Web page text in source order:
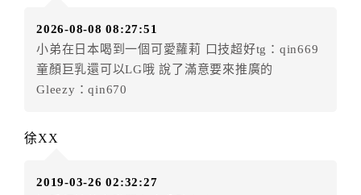
訂單異動後，訂單費用總計小於原訂單費用總計時，訂
房者不得要求退其差額。（限原訂飯店）
（提出申辦日為保留起算日）
店客滿，敬請及早計畫，如逾時未提出申辦，視同無條
2026-08-08 08:27:51
小弟在日本喝到一個可愛蘿莉 口技超好tg：qin669
童顏巨乳還可以LG哦 說了滿意要來推廣的
Gleezy：qin670
徐XX
2019-03-26 02:32:27